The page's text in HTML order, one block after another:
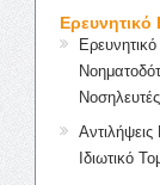
Αντιλήψεις
Ιδιωτικό